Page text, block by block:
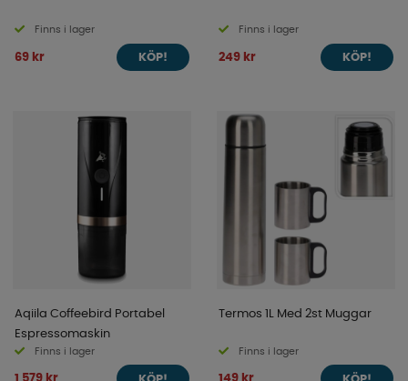
Finns i lager
69 kr KÖP!
Finns i lager
249 kr KÖP!
Aqiila Coffeebird Portabel
Espressomaskin
Finns i lager
Termos 1L Med 2st Muggar
Finns i lager